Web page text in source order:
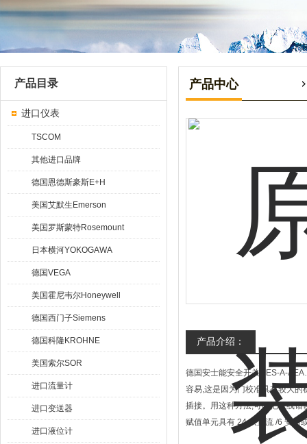
产品目录
进口仪表
TSCOM
其他进口品牌
德国恩德斯豪斯E+H
美国艾默生Emerson
美国罗斯蒙特Rosemount
日本横河YOKOGAWA
德国VEGA
美国霍尼韦尔Honeywell
德国西门子Siemens
德国科隆KROHNE
美国索尔SOR
进口流量计
进口变送器
进口液位计
产品中心
产品介绍：
德国安士能安全开关CES-A-
容易,这是因为门校准具有较大
插接。用这种方法,可以把接线错
赋值单元具有 24 伏直流 /6 安培